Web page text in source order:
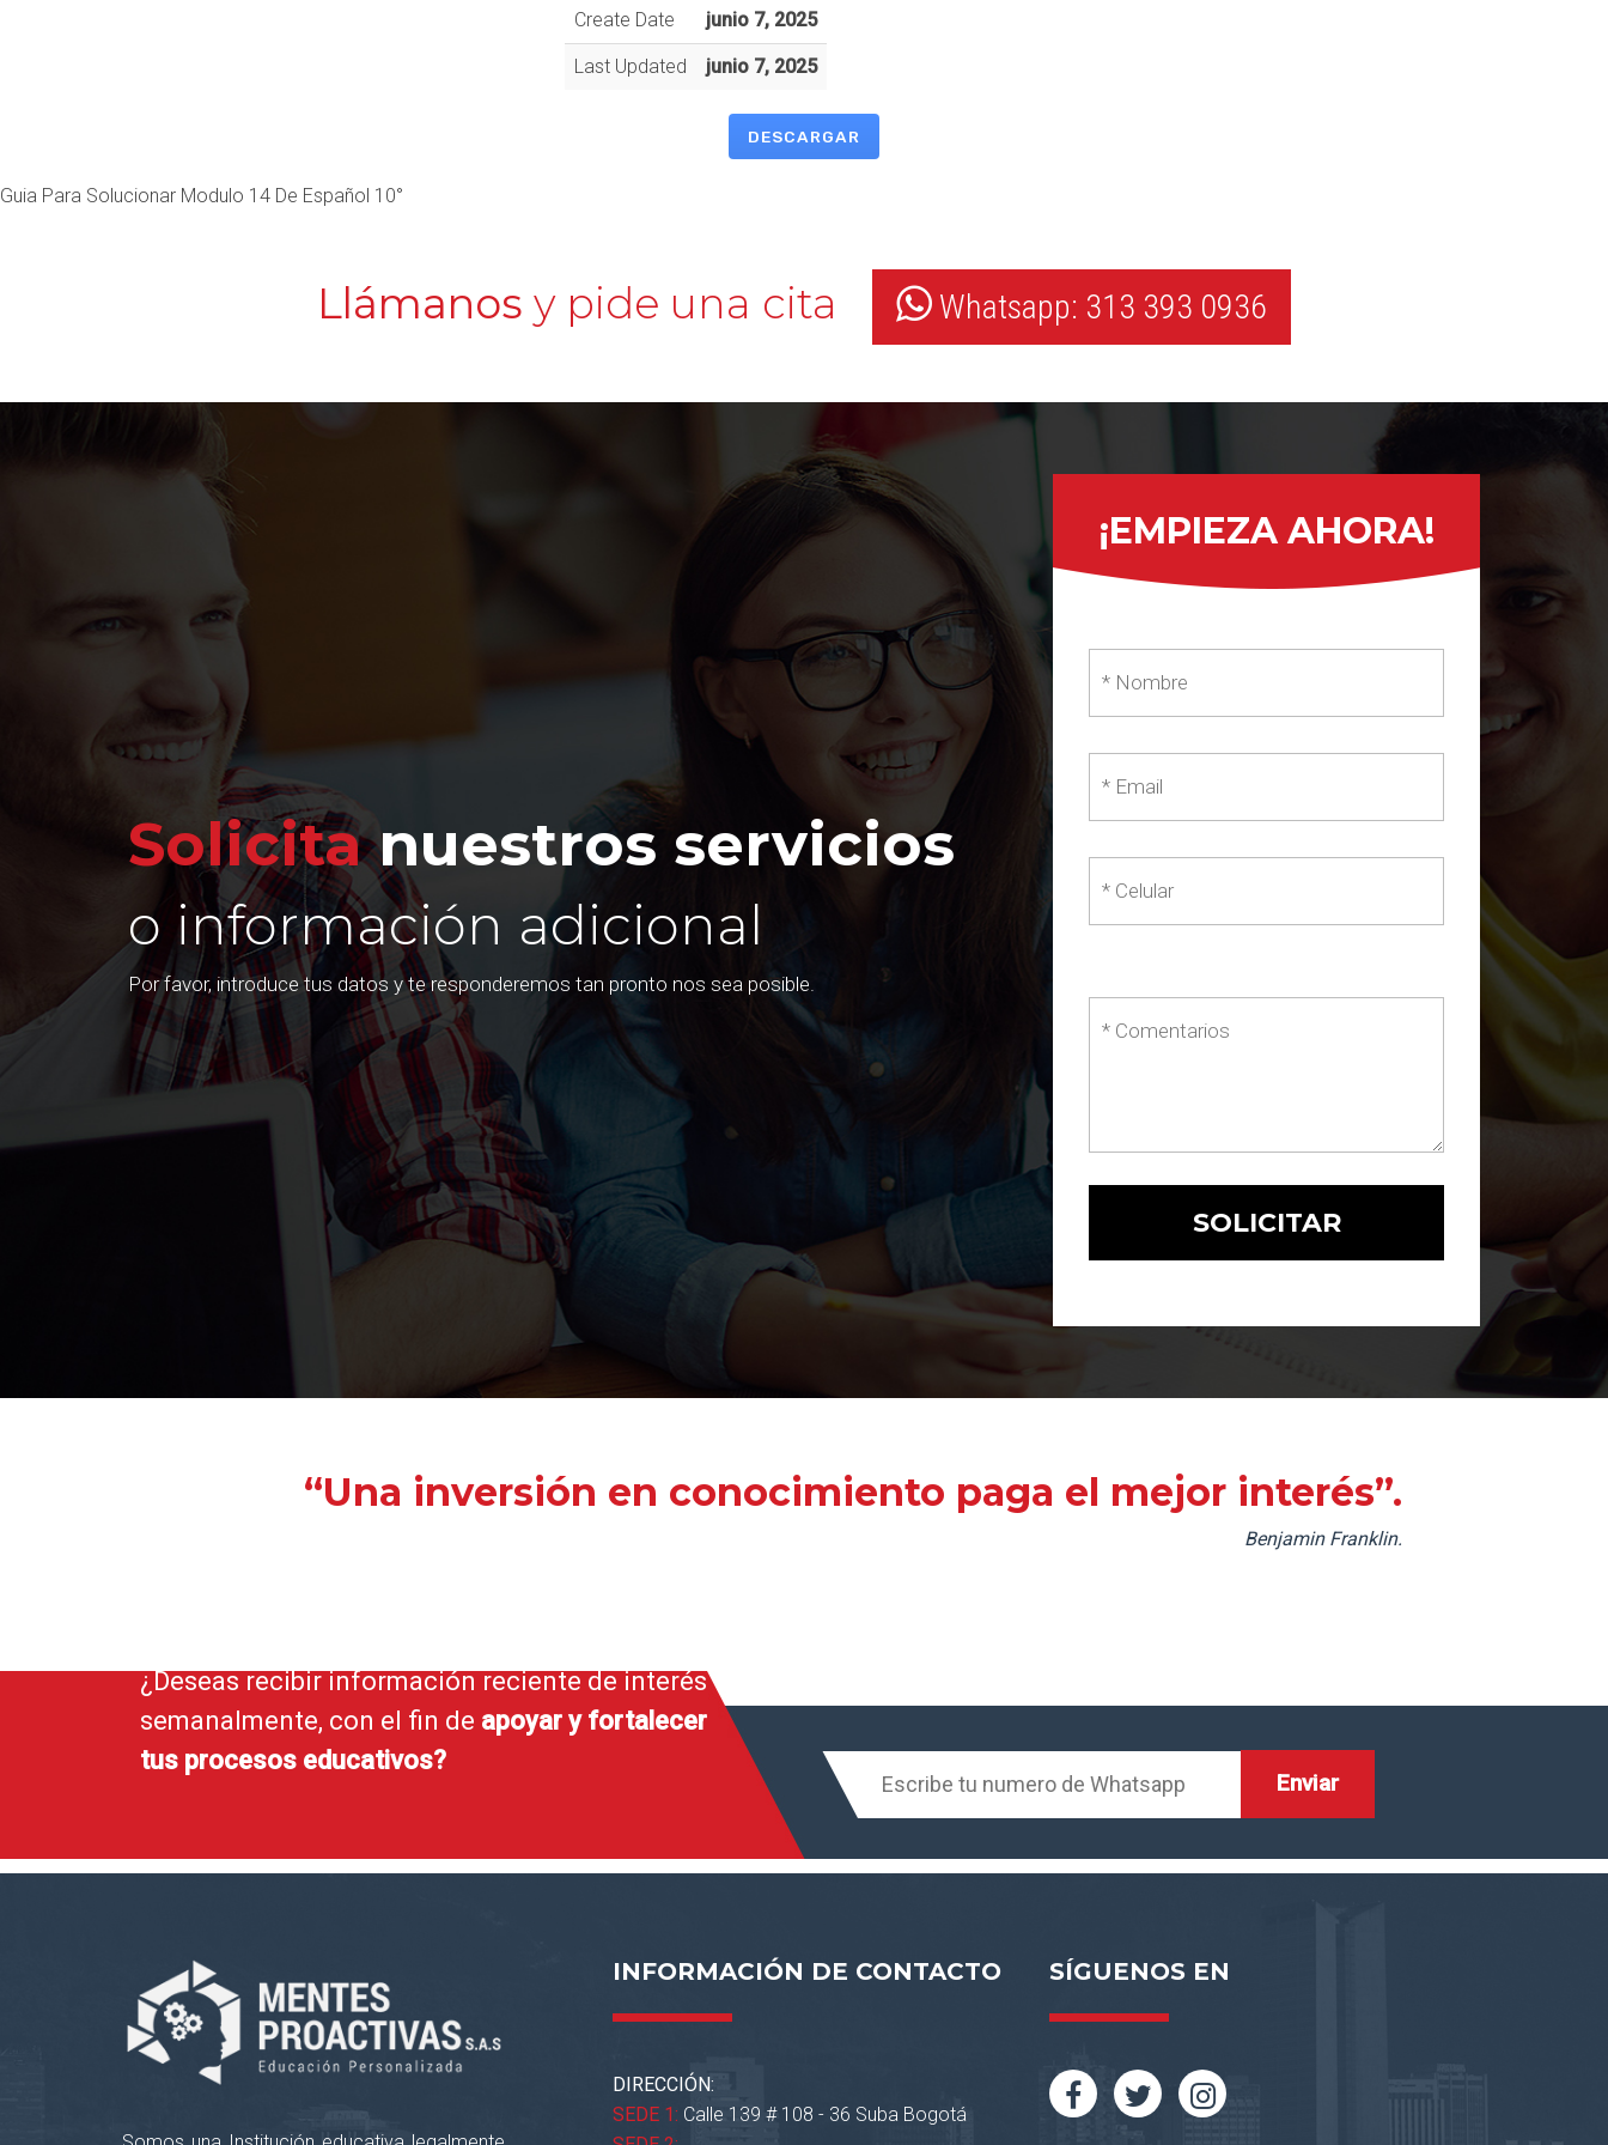
Create Date junio 7, 2025
Last Updated junio 7, 2025
DESCARGAR
Guia Para Solucionar Modulo 14 De Español 10°
Llámanos y pide una cita Whatsapp: 313 393 0936
Solicitanuestros servicios
o información adicional
Por favor, introduce tus datos y te responderemos tan pronto nos sea posible.
¡EMPIEZA AHORA!
“Una inversión en conocimiento paga el mejor interés”.
Benjamin Franklin.
¿Deseas recibir información reciente de interés
semanalmente, con el fin de apoyar y fortalecer
tus procesos educativos?
INFORMACIÓN DE CONTACTO
DIRECCIÓN:
SEDE 1: Calle 139 # 108 - 36 Suba Bogotá
SÍGUENOS EN